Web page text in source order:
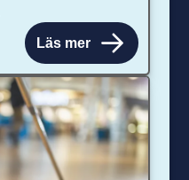
Läs mer